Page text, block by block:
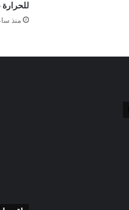
منذ